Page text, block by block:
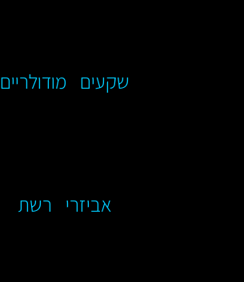
שקעים מודולריים
אביזרי רשת